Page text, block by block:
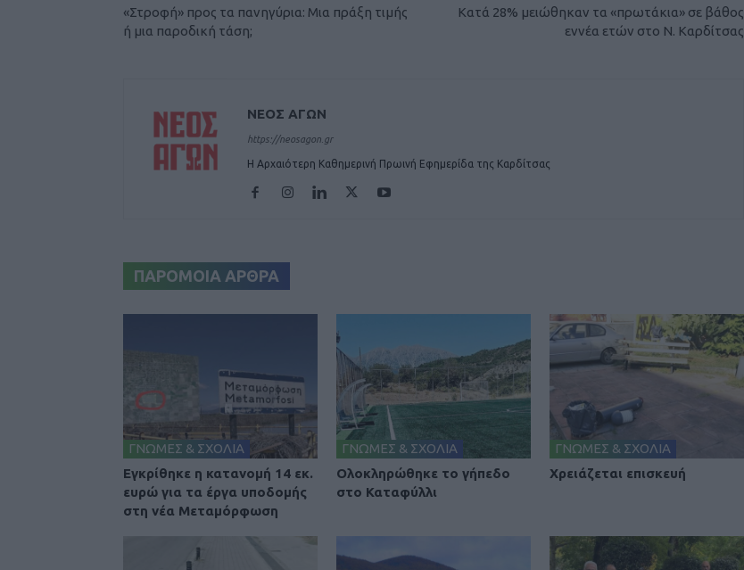
«Στροφή» προς τα πανηγύρια: Μια πράξη τιμής
ή μια παροδική τάση;
Κατά 28% μειώθηκαν τα «πρωτάκια» σε βάθος
εννέα ετών στο Ν. Καρδίτσας
ΝΕΟΣ ΑΓΩΝ
https://neosagon.gr
Η Αρχαιότερη Καθημερινή Πρωινή Εφημερίδα της Καρδίτσας
ΠΑΡΟΜΟΙΑ ΑΡΘΡΑ
ΓΝΩΜΕΣ & ΣΧΟΛΙΑ
Εγκρίθηκε η κατανομή 14 εκ.
ευρώ για τα έργα υποδομής
στη νέα Μεταμόρφωση
ΓΝΩΜΕΣ & ΣΧΟΛΙΑ
Ολοκληρώθηκε το γήπεδο
στο Καταφύλλι
ΓΝΩΜΕΣ & ΣΧΟΛΙΑ
Χρειάζεται επισκευή